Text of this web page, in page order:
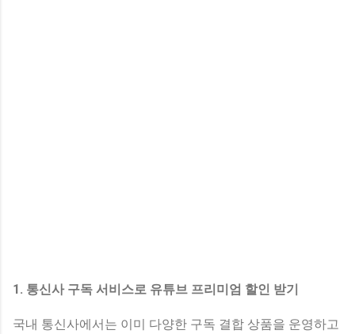
1. 통신사 구독 서비스로 유튜브 프리미엄 할인 받기
국내 통신사에서는 이미 다양한 구독 결합 상품을 운영하고